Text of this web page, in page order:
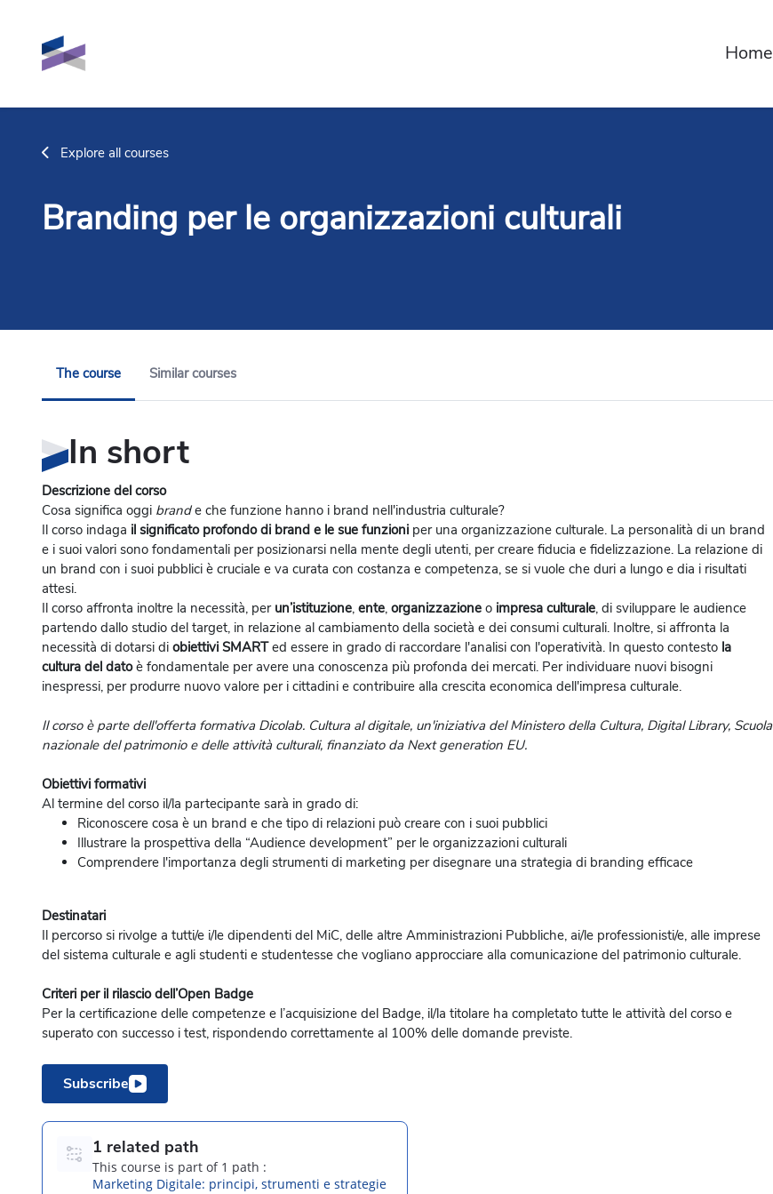
Home
Explore all courses
Branding per le organizzazioni culturali
The course Similar courses
In short
Descrizione del corso
Cosa significa oggi brande che funzione hanno i brand nell'industria culturale?
Il corso indaga il significato profondo di brand e le sue funzioni per una organizzazione culturale. La personalità di un brand
e i suoi valori sono fondamentali per posizionarsi nella mente degli utenti, per creare fiducia e fidelizzazione. La relazione di
un brand con i suoi pubblici è cruciale e va curata con costanza e competenza, se si vuole che duri a lungo e dia i risultati
attesi.
Il corso affronta inoltre la necessità, per un’istituzione, ente, organizzazione o impresa culturale, di sviluppare le audience
partendo dallo studio del target, in relazione al cambiamento della società e dei consumi culturali. Inoltre, si affronta la
necessità di dotarsi di obiettivi SMARTed essere in grado di raccordare l'analisi con l'operatività. In questo contesto la
cultura del datoè fondamentale per avere una conoscenza più profonda dei mercati. Per individuare nuovi bisogni
inespressi, per produrre nuovo valore per i cittadini e contribuire alla crescita economica dell'impresa culturale.
Il corso è parte dell'offerta formativa Dicolab. Cultura al digitale, un'iniziativa del Ministero della Cultura, Digital Library, Scuola
nazionale del patrimonio e delle attività culturali, finanziato da Next generation EU.
Obiettivi formativi
Al termine del corso il/la partecipante sarà in grado di:
Riconoscere cosa è un brand e che tipo di relazioni può creare con i suoi pubblici
Illustrare la prospettiva della “Audience development” per le organizzazioni culturali
Comprendere l'importanza degli strumenti di marketing per disegnare una strategia di branding efficace
Destinatari
Il percorso si rivolge a tutti/e i/le dipendenti del MiC, delle altre Amministrazioni Pubbliche, ai/le professionisti/e, alle imprese
del sistema culturale e agli studenti e studentesse che vogliano approcciare alla comunicazione del patrimonio culturale.
Criteri per il rilascio dell’Open Badge
Per la certificazione delle competenze e l’acquisizione del Badge, il/la titolare ha completato tutte le attività del corso e
superato con successo i test, rispondendo correttamente al 100% delle domande previste.
Subscribe
1 related path
This course is part of 1 path :
Marketing Digitale: principi, strumenti e strategie